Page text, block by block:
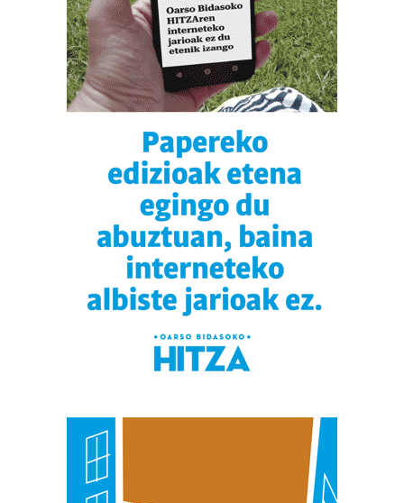
Lortu zure datu pertsonalak prozesatzeko moduari
buruzko informazio gehiago eta ezarri zure lehentasunak
datuen atalean. Edozein unetan alda edo ken dezakezu
zure baimena Cookieen adierazpenean.
Webgune honek cookie propioak eta hirugarrenen cookie-
fitxategiak erabiltzen ditu. Zure esperientzia eta
zerbitzuak hobetzeko asmoz, cookie teknologiaz
baliatzen gara. Ohar hau onartuz gero, teknologia hori
erabiltzeko baimen esplizitua ematen diguzu.Gehiago